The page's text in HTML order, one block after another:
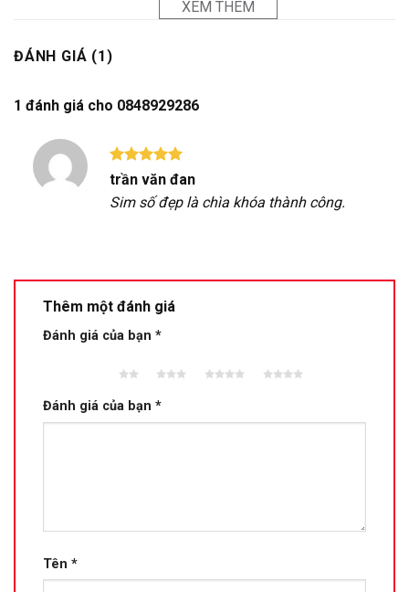
XEM THÊM
ĐÁNH GIÁ (1)
1 đánh giá cho 0848929286
Được xếp
hạng
5
sao
trần văn đan
Sim số đẹp là chìa khóa thành công.
Thêm một đánh giá
Đánh giá của bạn *
5 sao
sao
sao
sao
Đánh giá của bạn *
Tên *